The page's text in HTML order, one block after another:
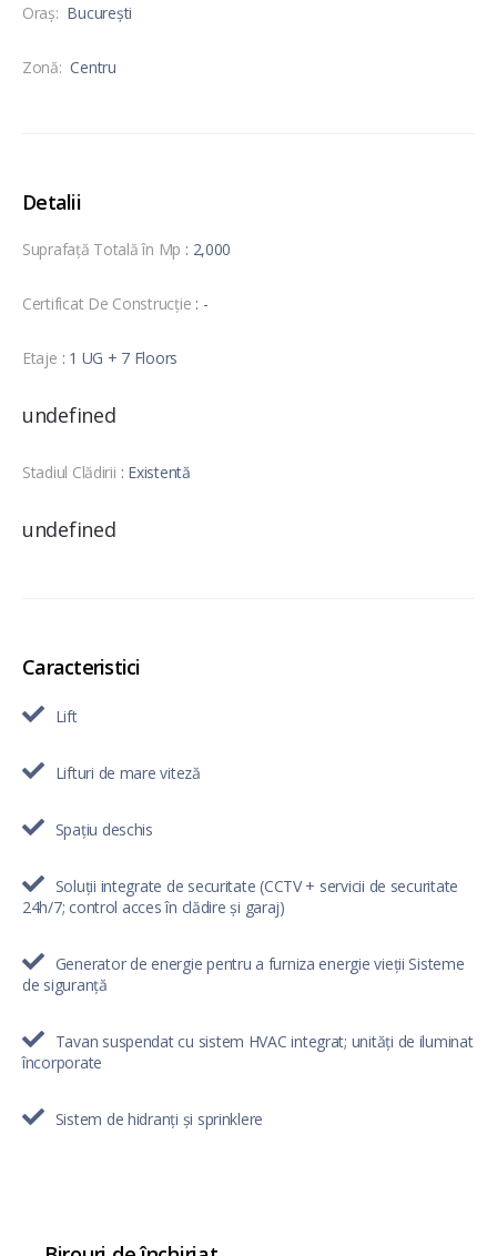
Oraş: București
Zonă: Centru
Detalii
Suprafață Totală în Mp : 2,000
Certificat De Construcție : -
Etaje : 1 UG + 7 Floors
undefined
Stadiul Clădirii : Existentă
undefined
Caracteristici
Lift
Lifturi de mare viteză
Spațiu deschis
Soluții integrate de securitate (CCTV + servicii de securitate
24h/7; control acces în clădire și garaj)
Generator de energie pentru a furniza energie vieții Sisteme
de siguranță
Tavan suspendat cu sistem HVAC integrat; unități de iluminat
încorporate
Sistem de hidranți și sprinklere